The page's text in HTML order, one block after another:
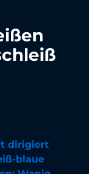
dirigiert
blaue